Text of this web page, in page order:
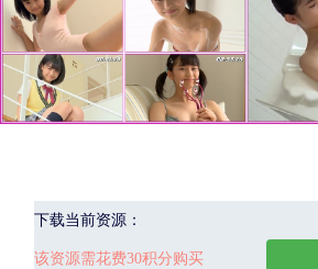
下载当前资源：
该资源需花费30积分购买